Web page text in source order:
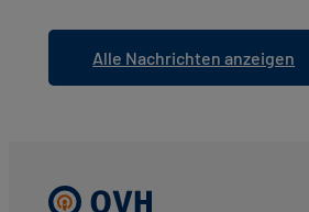
Alle Nachrichten anzeigen